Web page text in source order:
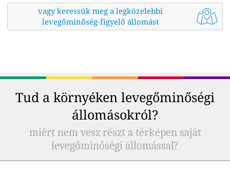
vagy keressük meg a legközelebbi
levegőminőség-figyelő állomást
Tud a környéken levegőminőségi
állomásokról?
miért nem vesz részt a térképen saját
levegőminőségi állomással?